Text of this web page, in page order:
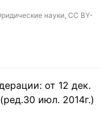
науки, CC BY-
от 12 дек.
июл. 2014г.)